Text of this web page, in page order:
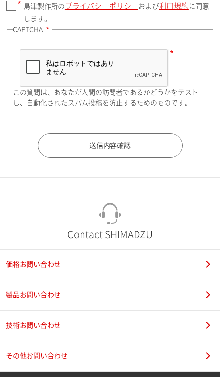
郵便番号（勤務先）
住所検索
都道府県（勤務先）
島津製作所の プライバシーポリシー および利用規約 に同意
します。
CAPTCHA
この質問は、あなたが人間の訪問者であるかどうかをテスト
し、自動化されたスパム投稿を防止するためのものです。
Contact SHIMADZU
価格お問い合わせ
製品お問い合わせ
技術お問い合わせ
その他お問い合わせ